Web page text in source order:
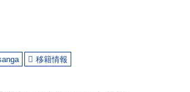
移籍情報